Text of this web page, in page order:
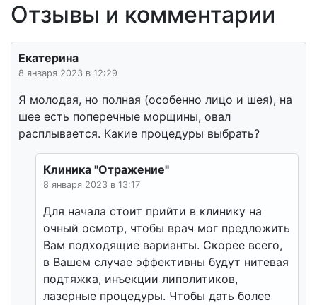
Отзывы и комментарии
Екатерина
8 января 2023 в 12:29
Я молодая, но полная (особенно лицо и шея), на
шее есть поперечные морщины, овал
расплывается. Какие процедуры выбрать?
Клиника "Отражение"
8 января 2023 в 13:17
Для начала стоит прийти в клинику на
очный осмотр, чтобы врач мог предложить
Вам подходящие варианты. Скорее всего,
в Вашем случае эффективны будут нитевая
подтяжка, инъекции липолитиков,
лазерные процедуры. Чтобы дать более